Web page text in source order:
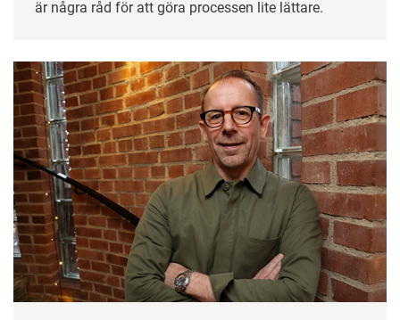
är några råd för att göra processen lite lättare.